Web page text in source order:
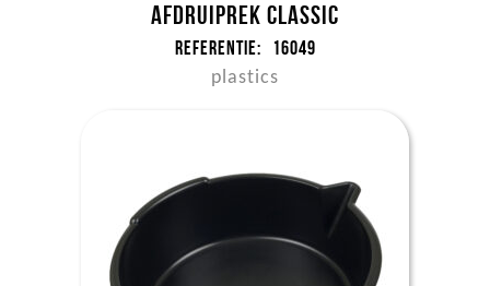
Afdruiprek Classic
Referentie: 16049
plastics